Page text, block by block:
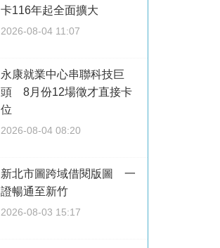
卡116年起全面擴大
2026-08-04 11:07
永康就業中心串聯科技巨
頭 8月份12場徵才直接卡
位
2026-08-04 08:20
新北市圖跨域借閱版圖 一
證暢通至新竹
2026-08-03 15:17